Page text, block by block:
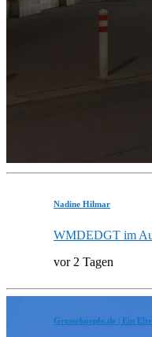
Nadine Hilmar
WMDEDGT im
vor 2 Tagen
Grossekoepfe.de | Ein